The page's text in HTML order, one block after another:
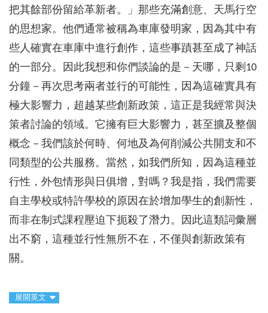
把其餘部份留給革新者。」那些充滿創意、天馬行空
的思想家。他們通常被稱為車庫發明家，因為其中有
些人確實在車庫中進行創作，這些事蹟甚至成了神話
的一部分。因此我想和你們談論的是－天哪，只剩10
分鐘－再次思考兩者並行的可能性，因為這確實具有
極大影響力，超越某些創新政策，這正是我經常與決
策者討論的領域。它擁有巨大影響力，甚至擴及整個
概念－我們該於何時、何地及為何削減公共開支和不
同類型的公共服務。當然，如我們所知，因為這種並
行性，外包情形與日俱增，對嗎？我是指，我們需要
自主學校或特許學校的原因在於增加學生的創新性，
而非在制式課程壓迫下扼殺了潛力。因此這類詞彙層
出不窮，這種並行性無所不在，不僅與創新政策有
關。
展開英文